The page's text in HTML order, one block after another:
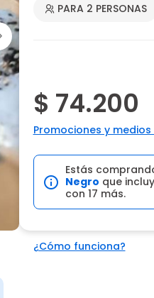
PARA 2 PERSONAS
$ 74.200
Promociones y
Estás
Negro que
con 17 más.
¿Cómo funciona?